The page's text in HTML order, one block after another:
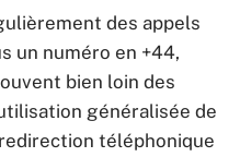
des appels
un numéro en +44,
bien loin des
généralisée de
téléphonique